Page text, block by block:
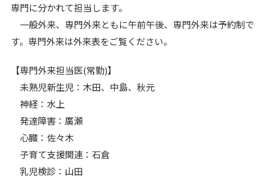
専門に分かれて担当します。
一般外来、専門外来ともに午前午後、専門外来は予約制で
す。専門外来は外来表をご覧ください。
【専門外来担当医(常勤)】
未熟児新生児：木田、中島、秋元
神経：水上
発達障害：廣瀬
心臓：佐々木
子育て支援関連：石倉
乳児検診：山田